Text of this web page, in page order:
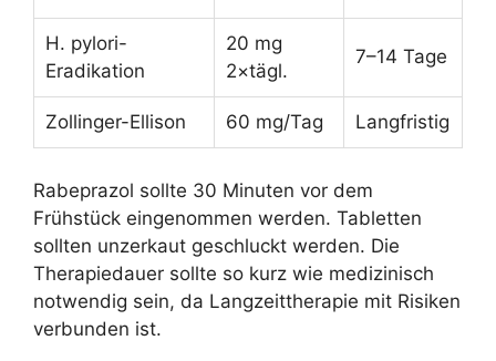
H. pylori-
Eradikation
20 mg
2×tägl.
7–14 Tage
Zollinger-Ellison 60 mg/Tag Langfristig
Rabeprazol sollte 30 Minuten vor dem
Frühstück eingenommen werden. Tabletten
sollten unzerkaut geschluckt werden. Die
Therapiedauer sollte so kurz wie medizinisch
notwendig sein, da Langzeittherapie mit Risiken
verbunden ist.